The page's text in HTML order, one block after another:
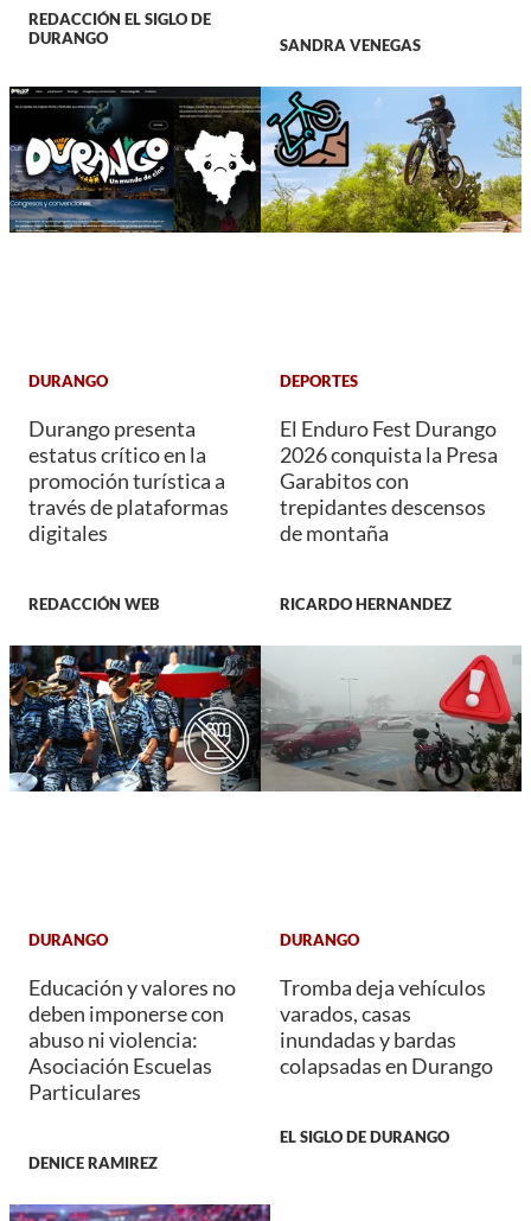
REDACCIÓN EL SIGLO DE
DURANGO
SANDRA VENEGAS
DURANGO
Durango presenta
estatus crítico en la
promoción turística a
través de plataformas
digitales
REDACCIÓN WEB
DEPORTES
El Enduro Fest Durango
2026 conquista la Presa
Garabitos con
trepidantes descensos
de montaña
RICARDO HERNANDEZ
DURANGO
Educación y valores no
deben imponerse con
abuso ni violencia:
Asociación Escuelas
Particulares
DENICE RAMIREZ
DURANGO
Tromba deja vehículos
varados, casas
inundadas y bardas
colapsadas en Durango
EL SIGLO DE DURANGO